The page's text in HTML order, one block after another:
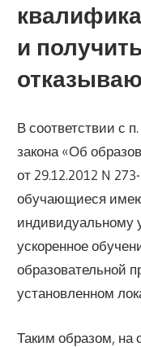
и
В соответствии с
закона «Об
от 29.12.2012 N
обучающиеся
индивидуальному
ускоренное
образовательной
установленном
Таким образом, на